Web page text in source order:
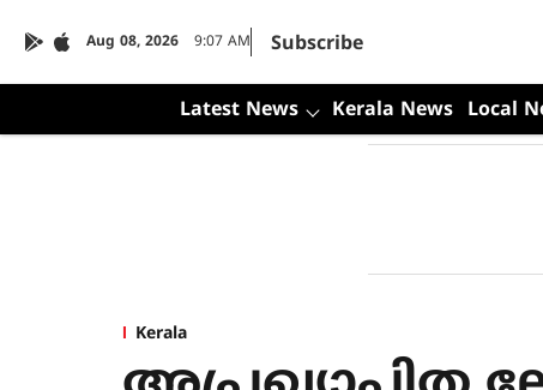
Aug 08, 2026 9:07 AM Subscribe
Latest News Kerala News Local
Kerala